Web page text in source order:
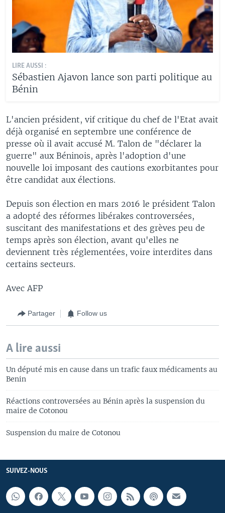
LIRE AUSSI :
Sébastien Ajavon lance son parti politique au
Bénin
L'ancien président, vif critique du chef de l'Etat avait
déjà organisé en septembre une conférence de
presse où il avait accusé M. Talon de "déclarer la
guerre" aux Béninois, après l'adoption d'une
nouvelle loi imposant des cautions exorbitantes pour
être candidat aux élections.
Depuis son élection en mars 2016 le président Talon
a adopté des réformes libérakes controversées,
suscitant des manifestations et des grèves peu de
temps après son élection, avant qu'elles ne
deviennent très réglementées, voire interdites dans
certains secteurs.
Avec AFP
Partager Follow us
A lire aussi
Un député mis en cause dans un trafic faux médicaments au
Benin
Réactions controversées au Bénin après la suspension du
maire de Cotonou
Suspension du maire de Cotonou
SUIVEZ-NOUS